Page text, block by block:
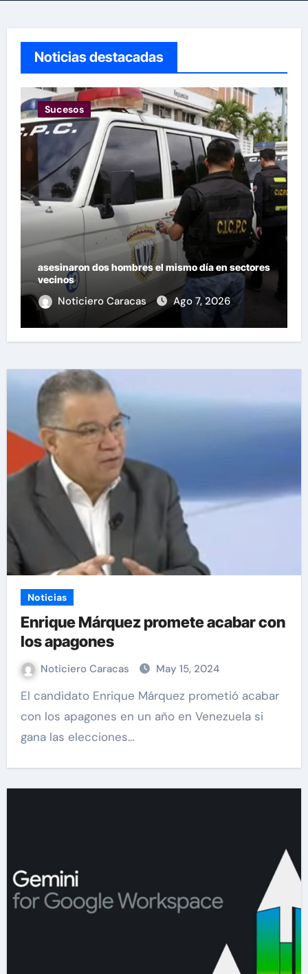
Noticias destacadas
Noticias
La explicación de los dos temblores que
ocurrieron en Barquisimeto
Noticiero Caracas Ago 7, 2026
Noticias
Enrique Márquez promete acabar con
los apagones
Noticiero Caracas May 15, 2024
El candidato Enrique Márquez prometió acabar
con los apagones en un año en Venezuela si
gana las elecciones…